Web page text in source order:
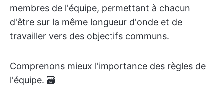
membres de l'équipe, permettant à chacun
d'être sur la même longueur d'onde et de
travailler vers des objectifs communs.
Comprenons mieux l'importance des règles de
l'équipe. 🗃️